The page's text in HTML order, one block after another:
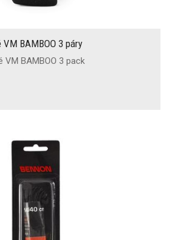
BAMBOO 3 páry
VM BAMBOO 3 pack